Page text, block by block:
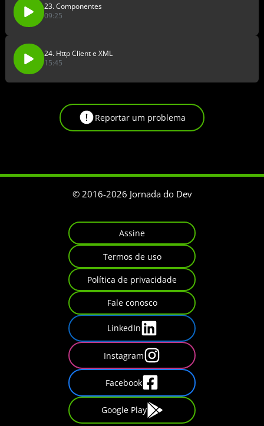
23. Componentes
09:25
24. Http Client e XML
15:45
Reportar um problema
© 2016-2026 Jornada do Dev
Assine
Termos de uso
Política de privacidade
Fale conosco
LinkedIn
Instagram
Facebook
Google Play